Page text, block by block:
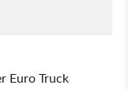
Euro Truck